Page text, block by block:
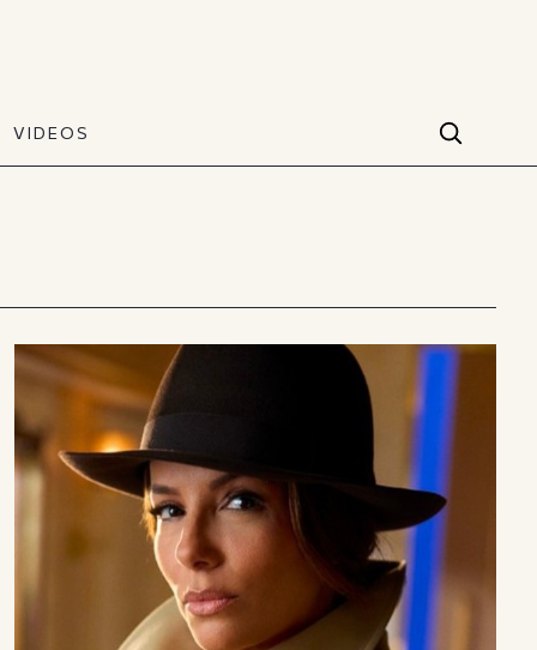
TikTok
X(Twitter)
VIDEOS